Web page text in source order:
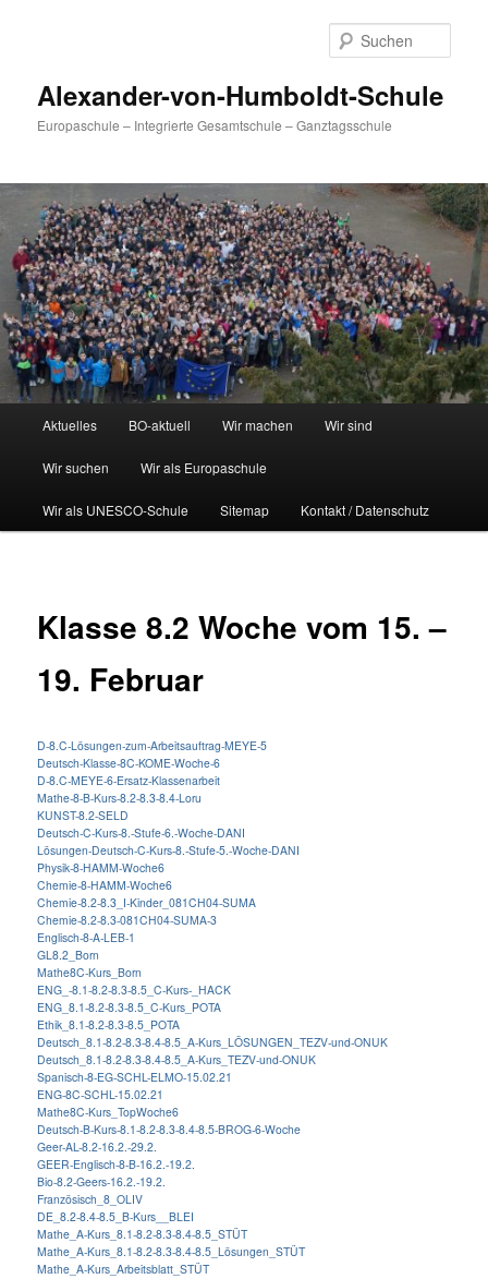
Alexander-von-Humboldt-Schule
Europaschule – Integrierte Gesamtschule – Ganztagsschule
Aktuelles BO-aktuell Wir machen Wir sind
Wir suchen Wir als Europaschule
Wir als UNESCO-Schule Sitemap Kontakt / Datenschutz
Klasse 8.2 Woche vom 15. –
19. Februar
D-8.C-Lösungen-zum-Arbeitsauftrag-MEYE-5
Deutsch-Klasse-8C-KOME-Woche-6
D-8.C-MEYE-6-Ersatz-Klassenarbeit
Mathe-8-B-Kurs-8.2-8.3-8.4-Loru
KUNST-8.2-SELD
Deutsch-C-Kurs-8.-Stufe-6.-Woche-DANI
Lösungen-Deutsch-C-Kurs-8.-Stufe-5.-Woche-DANI
Physik-8-HAMM-Woche6
Chemie-8-HAMM-Woche6
Chemie-8.2-8.3_I-Kinder_081CH04-SUMA
Chemie-8.2-8.3-081CH04-SUMA-3
Englisch-8-A-LEB-1
GL8.2_Born
Mathe8C-Kurs_Born
ENG_-8.1-8.2-8.3-8.5_C-Kurs-_HACK
ENG_8.1-8.2-8.3-8.5_C-Kurs_POTA
Ethik_8.1-8.2-8.3-8.5_POTA
Deutsch_8.1-8.2-8.3-8.4-8.5_A-Kurs_LÖSUNGEN_TEZV-und-ONUK
Deutsch_8.1-8.2-8.3-8.4-8.5_A-Kurs_TEZV-und-ONUK
Spanisch-8-EG-SCHL-ELMO-15.02.21
ENG-8C-SCHL-15.02.21
Mathe8C-Kurs_TopWoche6
Deutsch-B-Kurs-8.1-8.2-8.3-8.4-8.5-BROG-6-Woche
Geer-AL-8.2-16.2.-29.2.
GEER-Englisch-8-B-16.2.-19.2.
Bio-8.2-Geers-16.2.-19.2.
Französisch_8_OLIV
DE_8.2-8.4-8.5_B-Kurs__BLEI
Mathe_A-Kurs_8.1-8.2-8.3-8.4-8.5_STÜT
Mathe_A-Kurs_8.1-8.2-8.3-8.4-8.5_Lösungen_STÜT
Mathe_A-Kurs_Arbeitsblatt_STÜT